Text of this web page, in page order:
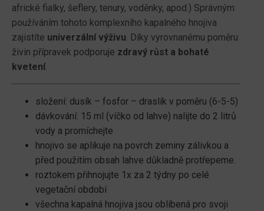
africké fialky, šeflery, tenury, voděnky, apod.) Správným
používáním tohoto komplexního kapalného hnojiva
zajistíte univerzální výživu. Díky vyrovnanému poměru
živin přípravek podporuje zdravý růst a bohaté
kvetení.
složení: dusík – fosfor – draslík v poměru (6-5-5)
dávkování: 15 ml (víčko od lahve) nalijte do 2 litrů
vody a promíchejte
hnojivo se aplikuje na povrch zeminy zálivkou a
před použitím obsah lahve důkladně protřepeme.
roztokem přihnojujte 1x za 2 týdny po celé
vegetační období
všechna kapalná hnojiva jsou oblíbená pro svoji